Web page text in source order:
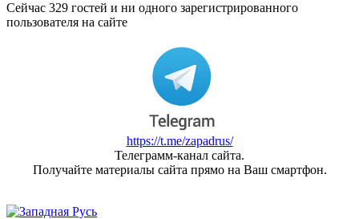
Сейчас 329 гостей и ни одного зарегистрированного
пользователя на сайте
https://t.me/zapadrus/
Телеграмм-канал сайта.
Получайте материалы сайта прямо на Ваш смартфон.